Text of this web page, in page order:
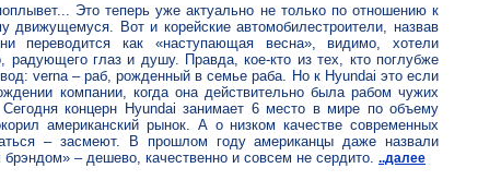
Это теперь уже актуально не только по отношению к
движущемуся. Вот и корейские автомобилестроители, назвав
переводится как «наступающая весна», видимо, хотели
радующего глаз и душу. Правда, кое-кто из тех, кто поглубже
verna – раб, рожденный в семье раба. Но к Нyundai это если
компании, когда она действительно была рабом чужих
Сегодня концерн Hyundai занимает 6 место в мире по объему
американский рынок. А о низком качестве современных
– засмеют. В прошлом году американцы даже назвали
– дешево, качественно и совсем не сердито. ..далее